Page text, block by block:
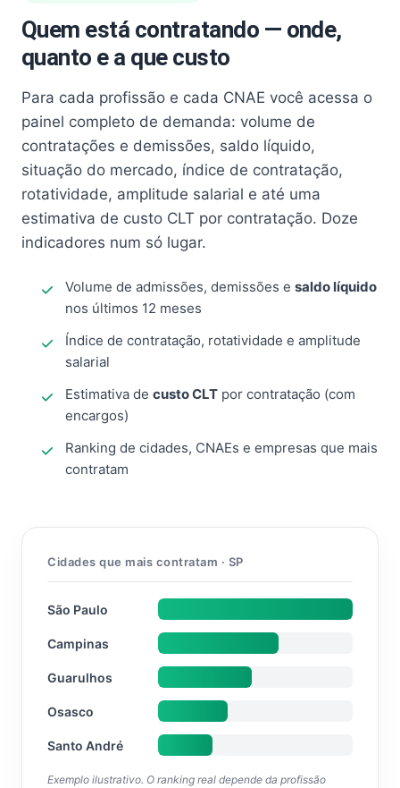
Quem está contratando — onde,
quanto e a que custo
Para cada profissão e cada CNAE você acessa o
painel completo de demanda: volume de
contratações e demissões, saldo líquido,
situação do mercado, índice de contratação,
rotatividade, amplitude salarial e até uma
estimativa de custo CLT por contratação. Doze
indicadores num só lugar.
Volume de admissões, demissões e saldo líquido
nos últimos 12 meses
Índice de contratação, rotatividade e amplitude
salarial
Estimativa de custo CLT por contratação (com
encargos)
Ranking de cidades, CNAEs e empresas que mais
contratam
Cidades que mais contratam · SP
São Paulo
Campinas
Guarulhos
Osasco
Santo André
Exemplo ilustrativo. O ranking real depende da profissão